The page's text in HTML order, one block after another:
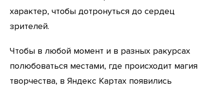
характер, чтобы дотронуться до сердец
зрителей.
Чтобы в любой момент и в разных ракурсах
полюбоваться местами, где происходит магия
творчества, в Яндекс Картах появились